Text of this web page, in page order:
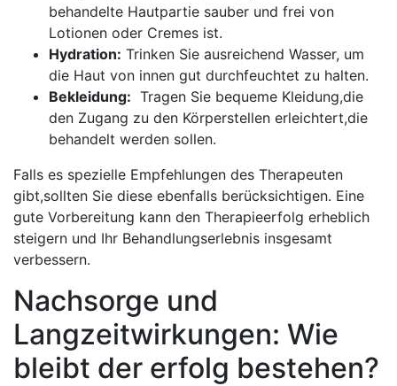
behandelte ⁢Hautpartie ⁤sauber ‌und frei von
Lotionen oder Cremes ist.
Hydration: Trinken ⁤Sie ausreichend Wasser, um
die Haut‌ von ⁢innen⁢ gut durchfeuchtet zu halten.
Bekleidung: ⁢ Tragen Sie ⁢bequeme Kleidung,die
den ‍Zugang zu‌ den Körperstellen⁣ erleichtert,die‍
behandelt werden sollen.
Falls es spezielle⁣ Empfehlungen des Therapeuten
gibt,sollten Sie diese‍ ebenfalls berücksichtigen. Eine⁢
gute Vorbereitung‌ kann ⁤den Therapieerfolg erheblich
steigern und Ihr Behandlungserlebnis insgesamt
verbessern.
Nachsorge ​und
Langzeitwirkungen:⁣ Wie
bleibt⁢ der erfolg‌ bestehen?